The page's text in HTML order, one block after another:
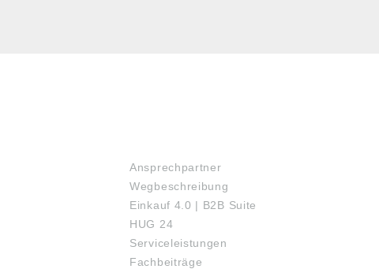
Ansprechpartner
Wegbeschreibung
Einkauf 4.0 | B2B Suite
HUG 24
Serviceleistungen
Fachbeiträge